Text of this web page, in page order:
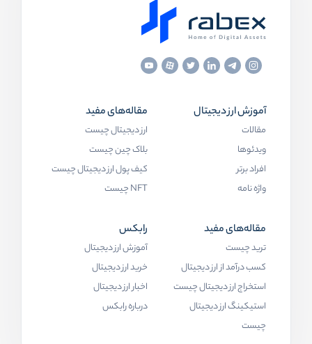
آموزش ارز دیجیتال
مقالات
ویدئوها
افراد برتر
واژه نامه
مقاله‌های مفید
ارز دیجیتال چیست
بلاک چین چیست
کیف پول ارز دیجیتال چیست
NFT چیست
مقاله‌های مفید
ترید چیست
کسب درآمد از ارز دیجیتال
استخراج ارز دیجیتال چیست
استیکینگ ارز دیجیتال
چیست
رابکس
آموزش ارز دیجیتال
خرید ارز دیجیتال
اخبار ارز دیجیتال
درباره رابکس